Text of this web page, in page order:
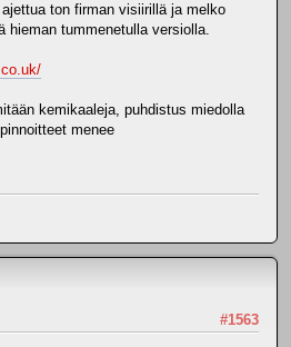
ton firman visiirillä ja melko
hieman tummenetulla versiolla.
kemikaaleja, puhdistus miedolla
menee
#1563